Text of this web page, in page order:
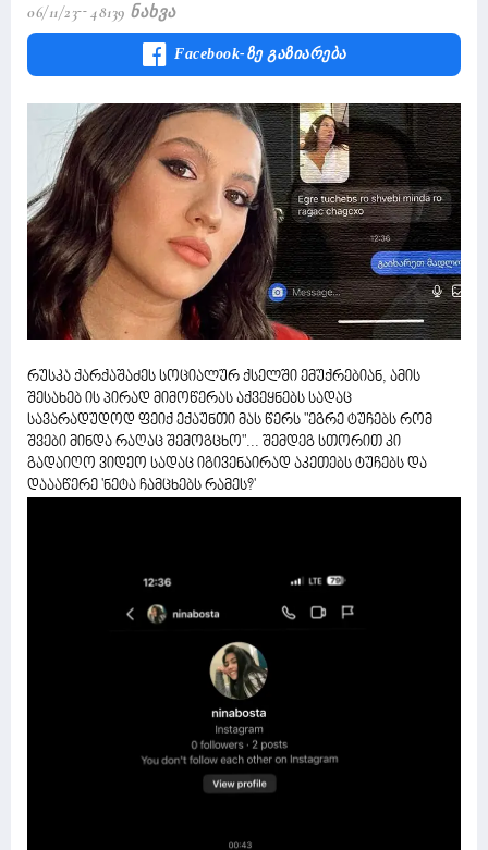
06/11/23 48139 Ნახვა
Facebook-Ზე Გაზიარება
რუსკა ქარქაშაძეს სოციალურ ქსელში ემუქრებიან, ამის
შესახებ ის პირად მიმოწერას აქვეყნებს სადაც
სავარადუდოდ ფეიქ ექაუნთი მას წერს "ეგრე ტუჩებს რომ
შვები მინდა რაღაც შემოგცხო"... შემდეგ სთორით კი
გადაიღო ვიდეო სადაც იგივენაირად აკეთებს ტუჩებს და
დაააწერე 'ნეტა ჩამცხებს რამეს?'